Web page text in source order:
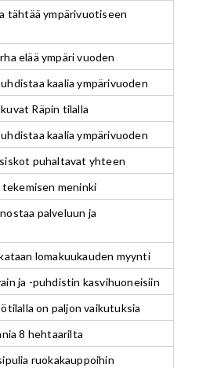
tähtää ympärivuotiseen
elää ympäri vuoden
kaalia ympärivuoden
Räpin tilalla
kaalia ympärivuoden
puhaltavat yhteen
tekemisen meninki
palveluun ja
lomakuukauden myynti
ja -puhdistin kasvihuoneisiin
on paljon vaikutuksia
8 hehtaarilta
ruokakauppoihin